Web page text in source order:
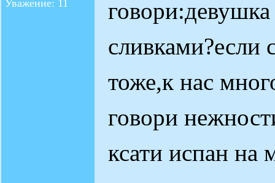
Уважение: 11
сливками?если
тоже,к нас
говори
ксати испан на